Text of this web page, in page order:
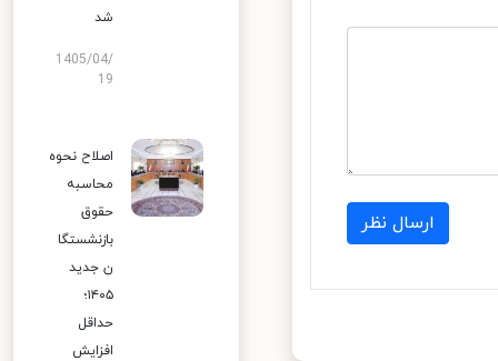
ارسال نظر
شد
1405/04/
19
اصلاح نحوه
محاسبه
حقوق
بازنشستگا
ن جدید
۱۴۰۵؛
حداقل
افزایش